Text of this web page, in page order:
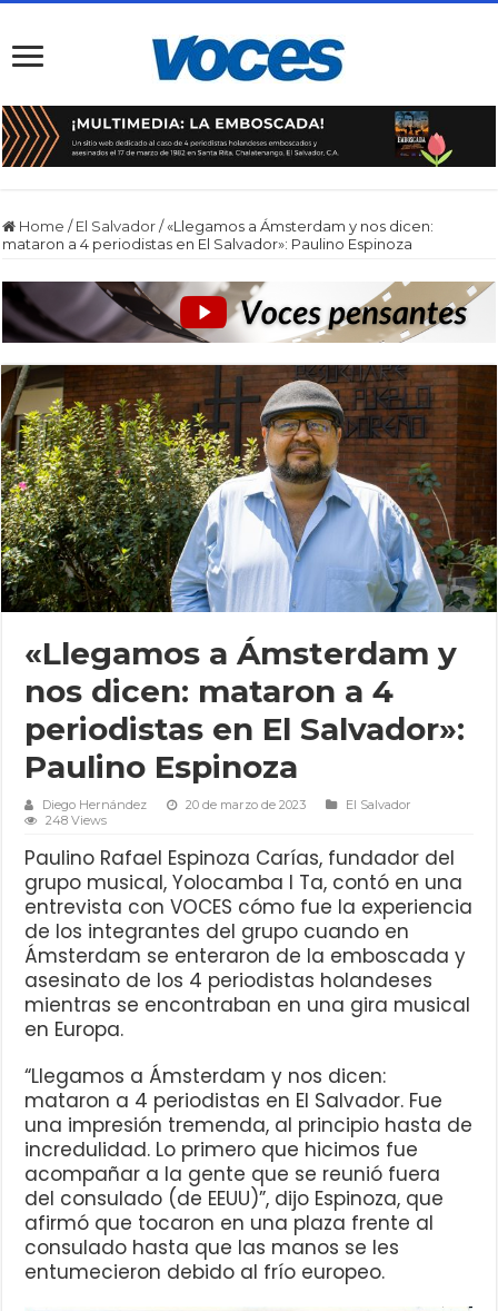
Home / El Salvador /«Llegamos a Ámsterdam y nos dicen:
mataron a 4 periodistas en El Salvador»: Paulino Espinoza
«Llegamos a Ámsterdam y
nos dicen: mataron a 4
periodistas en El Salvador»:
Paulino Espinoza
Diego Hernández 20 de marzo de 2023
El Salvador
248 Views
Paulino Rafael Espinoza Carías, fundador del
grupo musical, Yolocamba I Ta, contó en una
entrevista con VOCES cómo fue la experiencia
de los integrantes del grupo cuando en
Ámsterdam se enteraron de la emboscada y
asesinato de los 4 periodistas holandeses
mientras se encontraban en una gira musical
en Europa.
“Llegamos a Ámsterdam y nos dicen:
mataron a 4 periodistas en El Salvador. Fue
una impresión tremenda, al principio hasta de
incredulidad. Lo primero que hicimos fue
acompañar a la gente que se reunió fuera
del consulado (de EEUU)”, dijo Espinoza, que
afirmó que tocaron en una plaza frente al
consulado hasta que las manos se les
entumecieron debido al frío europeo.